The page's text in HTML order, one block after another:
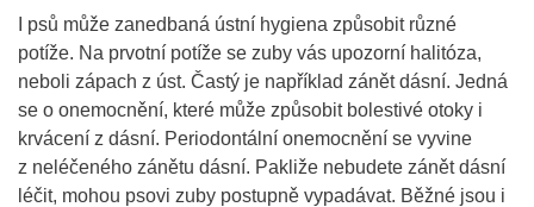
I psů může zanedbaná ústní hygiena způsobit různé
potíže. Na prvotní potíže se zuby vás upozorní halitóza,
neboli zápach z úst. Častý je například zánět dásní. Jedná
se o onemocnění, které může způsobit bolestivé otoky i
krvácení z dásní. Periodontální onemocnění se vyvine
z neléčeného zánětu dásní. Pakliže nebudete zánět dásní
léčit, mohou psovi zuby postupně vypadávat. Běžné jsou i